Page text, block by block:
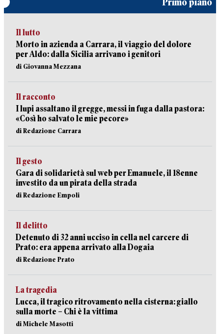
Il lutto
Morto in azienda a Carrara, il viaggio del dolore
per Aldo: dalla Sicilia arrivano i genitori
di Giovanna Mezzana
Il racconto
I lupi assaltano il gregge, messi in fuga dalla pastora:
«Così ho salvato le mie pecore»
di Redazione Carrara
Il gesto
Gara di solidarietà sul web per Emanuele, il 18enne
investito da un pirata della strada
di Redazione Empoli
Il delitto
Detenuto di 32 anni ucciso in cella nel carcere di
Prato: era appena arrivato alla Dogaia
di Redazione Prato
La tragedia
Lucca, il tragico ritrovamento nella cisterna: giallo
sulla morte – Chi è la vittima
di Michele Masotti